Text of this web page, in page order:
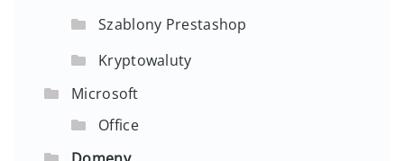
Szablony Prestashop
Kryptowaluty
Microsoft
Office